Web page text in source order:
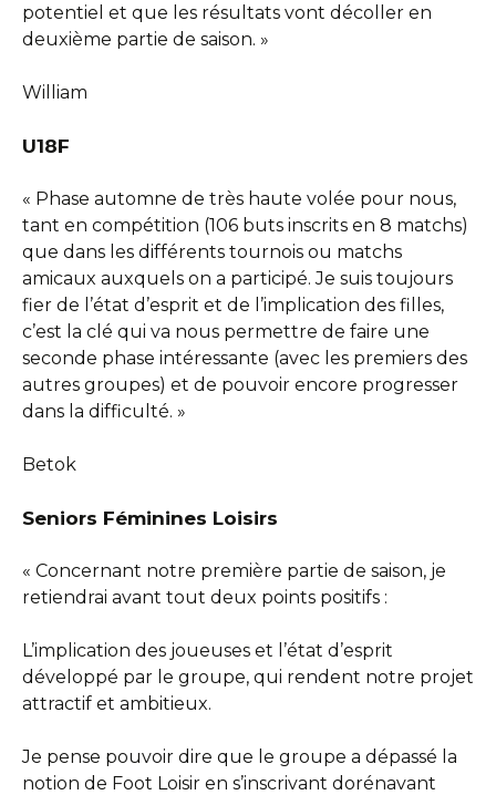
potentiel et que les résultats vont décoller en
deuxième partie de saison. »
William
U18F
« Phase automne de très haute volée pour nous,
tant en compétition (106 buts inscrits en 8 matchs)
que dans les différents tournois ou matchs
amicaux auxquels on a participé. Je suis toujours
fier de l’état d’esprit et de l’implication des filles,
c’est la clé qui va nous permettre de faire une
seconde phase intéressante (avec les premiers des
autres groupes) et de pouvoir encore progresser
dans la difficulté. »
Betok
Seniors Féminines Loisirs
« Concernant notre première partie de saison, je
retiendrai avant tout deux points positifs :
L’implication des joueuses et l’état d’esprit
développé par le groupe, qui rendent notre projet
attractif et ambitieux.
Je pense pouvoir dire que le groupe a dépassé la
notion de Foot Loisir en s’inscrivant dorénavant